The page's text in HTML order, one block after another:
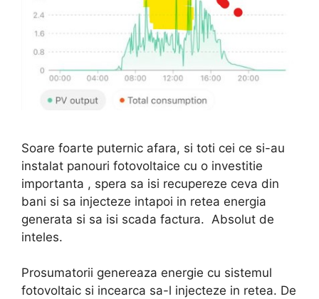
Soare foarte puternic afara, si toti cei ce si-au
instalat panouri fotovoltaice cu o investitie
importanta , spera sa isi recupereze ceva din
bani si sa injecteze intapoi in retea energia
generata si sa isi scada factura. Absolut de
inteles.
Prosumatorii genereaza energie cu sistemul
fotovoltaic si incearca sa-l injecteze in retea. De